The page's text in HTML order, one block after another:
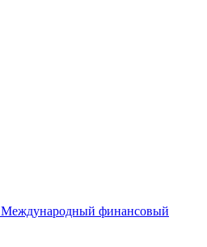
Международный финансовый